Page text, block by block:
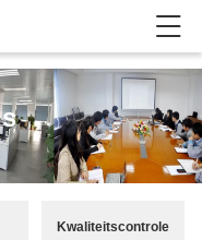
Kwaliteitscontrole